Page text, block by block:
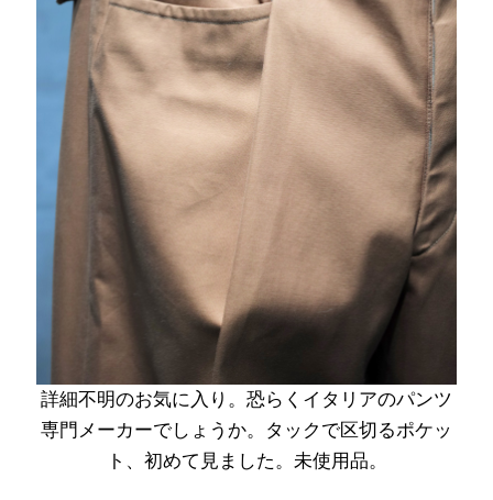
詳細不明のお気に入り。恐らくイタリアのパンツ
専門メーカーでしょうか。タックで区切るポケッ
ト、初めて見ました。未使用品。